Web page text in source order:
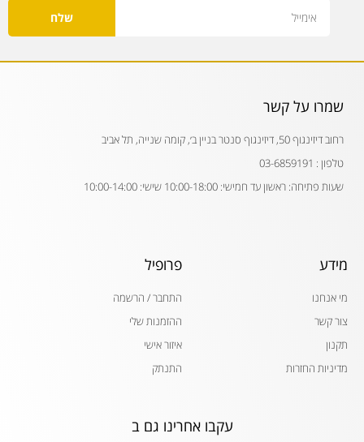
שלח
שמרו על קשר
רחוב דיזינגוף 50, דיזינגוף סנטר בניין ב׳, קומה שנייה, תל אביב
טלפון : 03-6859191
שעות פתיחה: ראשון עד חמישי: 10:00-18:00 שישי: 10:00-14:00
מידע
מי אנחנו
צור קשר
תקנון
מדיניות החזרות
פרופיל
התחבר / הרשמה
ההזמנות שלי
איזור אישי
התנתק
עקבו אחרינו גם ב